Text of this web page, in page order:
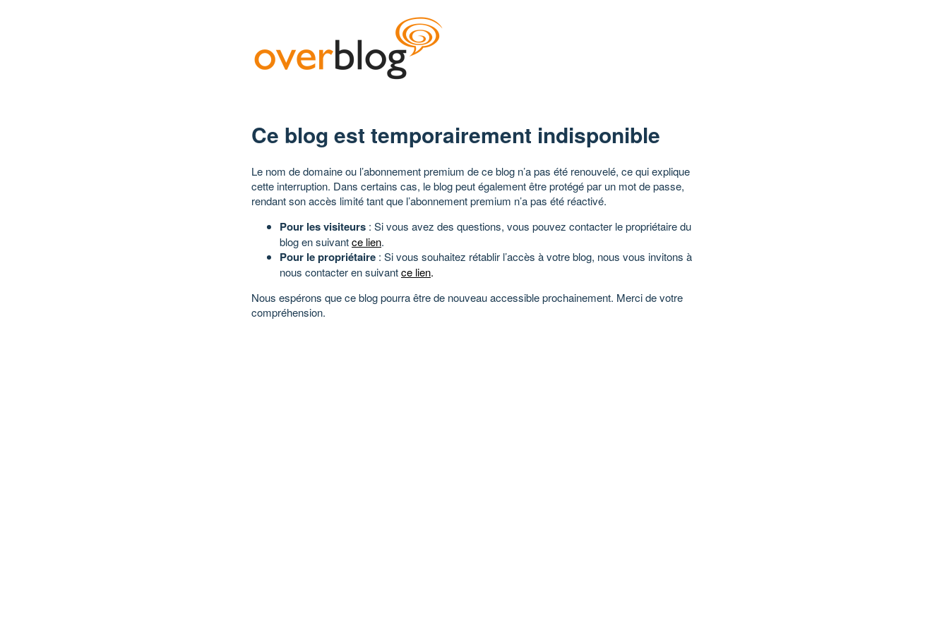
Ce blog est temporairement indisponible
Le nom de domaine ou l’abonnement premium de ce blog n’a pas été renouvelé, ce qui explique
cette interruption. Dans certains cas, le blog peut également être protégé par un mot de passe,
rendant son accès limité tant que l’abonnement premium n’a pas été réactivé.
Pour les visiteurs : Si vous avez des questions, vous pouvez contacter le propriétaire du
blog en suivantce lien.
Pour le propriétaire : Si vous souhaitez rétablir l’accès à votre blog, nous vous invitons à
nous contacter en suivantce lien.
Nous espérons que ce blog pourra être de nouveau accessible prochainement. Merci de votre
compréhension.